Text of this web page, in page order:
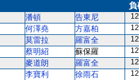
負
潘頓 告東尼
何澤堯 方嘉柏
莫雷拉 羅富全
蔡明紹 蘇保羅
麥道朗 羅富全
李寶利 徐雨石